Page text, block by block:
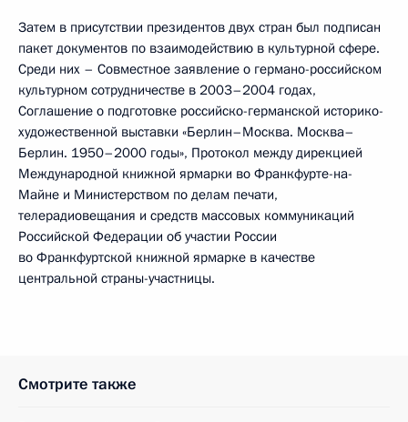
Затем в присутствии президентов двух стран был подписан
пакет документов по взаимодействию в культурной сфере.
Среди них – Совместное заявление о германо-российском
культурном сотрудничестве в 2003–2004 годах,
Соглашение о подготовке российско-германской историко-
художественной выставки «Берлин–Москва. Москва–
Берлин. 1950–2000 годы», Протокол между дирекцией
Международной книжной ярмарки во Франкфурте-на-
Майне и Министерством по делам печати,
телерадиовещания и средств массовых коммуникаций
Российской Федерации об участии России
во Франкфуртской книжной ярмарке в качестве
центральной страны-участницы.
Смотрите также